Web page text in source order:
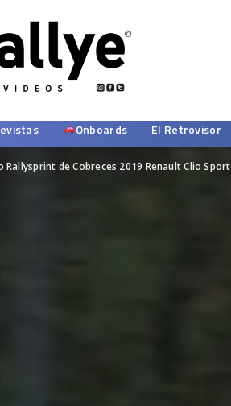
Onboards El Retrovisor
Rallysprint de Cobreces 2019 Renault Clio Sport